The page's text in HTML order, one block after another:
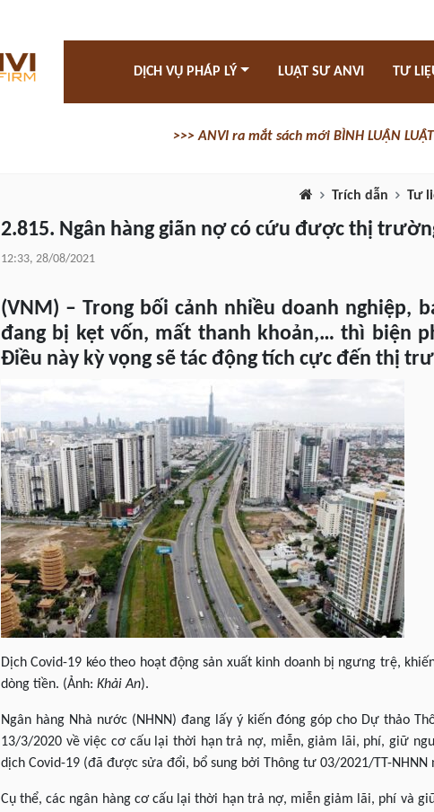
DỊCH VỤ PHÁP LÝ LUẬT SƯ ANVI TƯ
>>> ANVI ra mắt sách mới BÌNH LUẬN
Trích dẫn Tư
2.815. Ngân hàng giãn nợ có cứu được thị
12:33, 28/08/2021
(VNM) – Trong bối cảnh nhiều doanh nghiệp,
đang bị kẹt vốn, mất thanh khoản,… thì biện
Điều này kỳ vọng sẽ tác động tích cực đến thị
Dịch Covid-19 kéo theo hoạt động sản xuất kinh doanh bị ngưng trệ,
dòng tiền. (Ảnh: Khải An).
Ngân hàng Nhà nước (NHNN) đang lấy ý kiến đóng góp cho Dự thảo
13/3/2020 về việc cơ cấu lại thời hạn trả nợ, miễn, giảm lãi, phí, giữ
dịch Covid-19 (đã được sửa đổi, bổ sung bởi Thông tư 03/2021/TT-NHNN
Cụ thể, các ngân hàng cơ cấu lại thời hạn trả nợ, miễn giảm lãi, phí và